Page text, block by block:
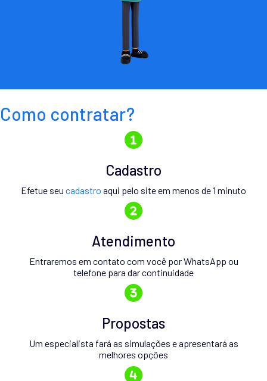
Como contratar?
Cadastro
Efetue seu cadastro aqui pelo site em menos de 1 minuto
Atendimento
Entraremos em contato com você por WhatsApp ou
telefone para dar continuidade
Propostas
Um especialista fará as simulações e apresentará as
melhores opções